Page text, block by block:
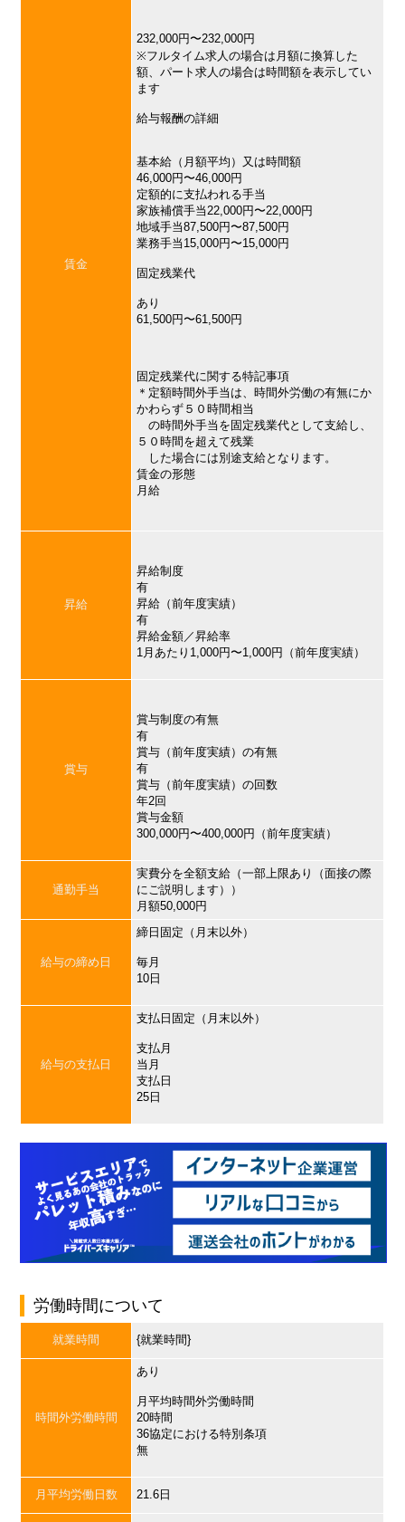
賃金
232,000円〜232,000円
※フルタイム求人の場合は月額に換算した
額、パート求人の場合は時間額を表示してい
ます
給与報酬の詳細
基本給（月額平均）又は時間額
46,000円〜46,000円
定額的に支払われる手当
家族補償手当22,000円〜22,000円
地域手当87,500円〜87,500円
業務手当15,000円〜15,000円
固定残業代
あり
61,500円〜61,500円
固定残業代に関する特記事項
＊定額時間外手当は、時間外労働の有無にか
かわらず５０時間相当
の時間外手当を固定残業代として支給し、
５０時間を超えて残業
した場合には別途支給となります。
賃金の形態
月給
昇給
昇給制度
有
昇給（前年度実績）
有
昇給金額／昇給率
1月あたり1,000円〜1,000円（前年度実績）
賞与
賞与制度の有無
有
賞与（前年度実績）の有無
有
賞与（前年度実績）の回数
年2回
賞与金額
300,000円〜400,000円（前年度実績）
通勤手当
実費分を全額支給（一部上限あり（面接の際
にご説明します））
月額50,000円
給与の締め日
締日固定（月末以外）
毎月
10日
給与の支払日
支払日固定（月末以外）
支払月
当月
支払日
25日
労働時間について
就業時間 {就業時間}
時間外労働時間
あり
月平均時間外労働時間
20時間
36協定における特別条項
無
月平均労働日数 21.6日